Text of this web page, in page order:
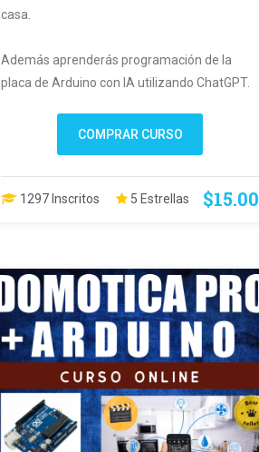
casa.
Además aprenderás programación de la
placa de Arduino con IA utilizando ChatGPT.
COMPRAR CURSO
1297 Inscritos 5 Estrellas $15.00